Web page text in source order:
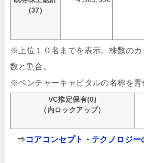
(37)
※上位１０名までを表示。株数のカ
数と割合。
※ベンチャーキャピタルの名称を青
VC推定保有(0)
（内ロックアップ）
⇒ コアコンセプト・テクノロジ